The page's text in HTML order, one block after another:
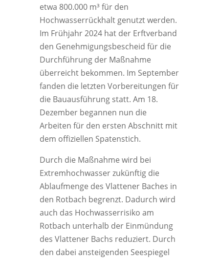
etwa 800.000 m³ für den
Hochwasserrückhalt genutzt werden.
Im Frühjahr 2024 hat der Erftverband
den Genehmigungsbescheid für die
Durchführung der Maßnahme
überreicht bekommen. Im September
fanden die letzten Vorbereitungen für
die Bauausführung statt. Am 18.
Dezember begannen nun die
Arbeiten für den ersten Abschnitt mit
dem offiziellen Spatenstich.
Durch die Maßnahme wird bei
Extremhochwasser zukünftig die
Ablaufmenge des Vlattener Baches in
den Rotbach begrenzt. Dadurch wird
auch das Hochwasserrisiko am
Rotbach unterhalb der Einmündung
des Vlattener Bachs reduziert. Durch
den dabei ansteigenden Seespiegel